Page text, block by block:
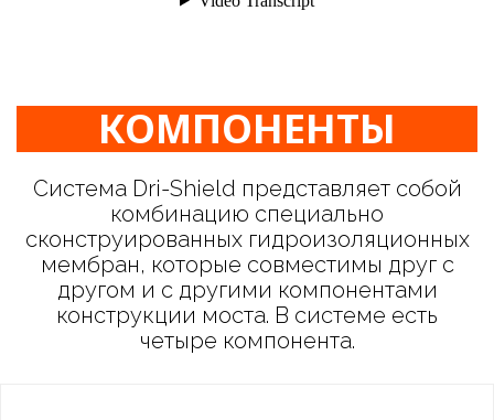
КОМПОНЕНТЫ
Система Dri-Shield представляет собой
комбинацию специально
сконструированных гидроизоляционных
мембран, которые совместимы друг с
другом и с другими компонентами
конструкции моста. В системе есть
четыре компонента.